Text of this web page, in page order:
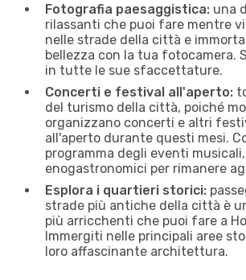
Fotografia paesaggistica: una
rilassanti che puoi fare mentre
nelle strade della città e
bellezza con la tua fotocamera.
in tutte le sue sfaccettature.
Concerti e festival all'aperto:
del turismo della città, poiché
organizzano concerti e altri
all'aperto durante questi mesi.
programma degli eventi
enogastronomici per rimanere
Esplora i quartieri storici:
strade più antiche della città è
più arricchenti che puoi fare a
Immergiti nelle principali aree
loro affascinante architettura.